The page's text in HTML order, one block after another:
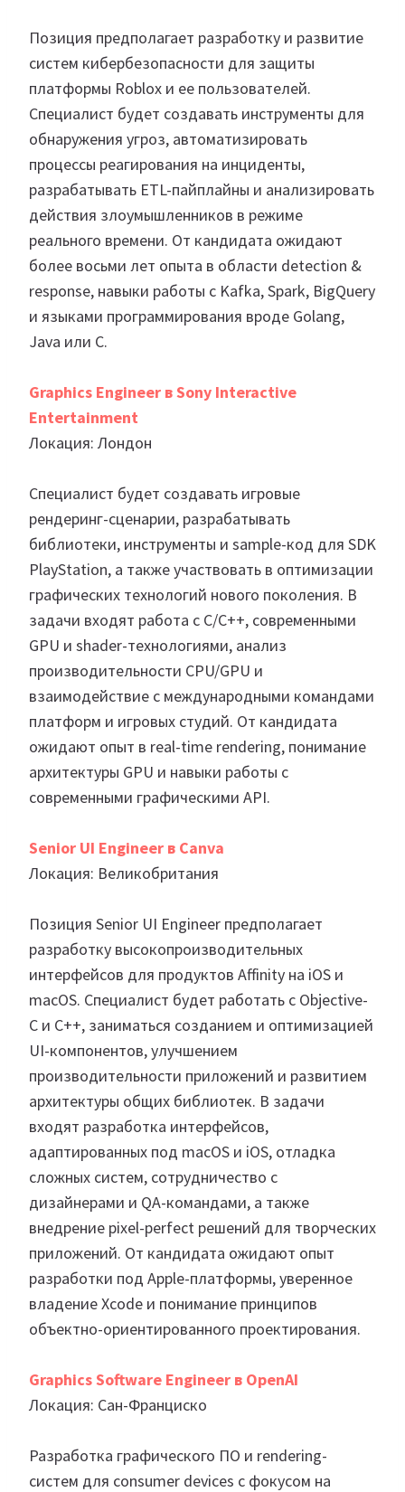
Позиция предполагает разработку и развитие
систем кибербезопасности для защиты
платформы Roblox и ее пользователей.
Специалист будет создавать инструменты для
обнаружения угроз, автоматизировать
процессы реагирования на инциденты,
разрабатывать ETL-пайплайны и анализировать
действия злоумышленников в режиме
реального времени. От кандидата ожидают
более восьми лет опыта в области detection &
response, навыки работы с Kafka, Spark, BigQuery
и языками программирования вроде Golang,
Java или C.
Graphics Engineer в Sony Interactive
Entertainment
Локация: Лондон
Специалист будет создавать игровые
рендеринг-сценарии, разрабатывать
библиотеки, инструменты и sample-код для SDK
PlayStation, а также участвовать в оптимизации
графических технологий нового поколения. В
задачи входят работа с C/C++, современными
GPU и shader-технологиями, анализ
производительности CPU/GPU и
взаимодействие с международными командами
платформ и игровых студий. От кандидата
ожидают опыт в real-time rendering, понимание
архитектуры GPU и навыки работы с
современными графическими API.
Senior UI Engineer в Canva
Локация: Великобритания
Позиция Senior UI Engineer предполагает
разработку высокопроизводительных
интерфейсов для продуктов Affinity на iOS и
macOS. Специалист будет работать с Objective-
C и C++, заниматься созданием и оптимизацией
UI-компонентов, улучшением
производительности приложений и развитием
архитектуры общих библиотек. В задачи
входят разработка интерфейсов,
адаптированных под macOS и iOS, отладка
сложных систем, сотрудничество с
дизайнерами и QA-командами, а также
внедрение pixel-perfect решений для творческих
приложений. От кандидата ожидают опыт
разработки под Apple-платформы, уверенное
владение Xcode и понимание принципов
объектно-ориентированного проектирования.
Graphics Software Engineer в OpenAI
Локация: Сан-Франциско
Разработка графического ПО и rendering-
систем для consumer devices с фокусом на